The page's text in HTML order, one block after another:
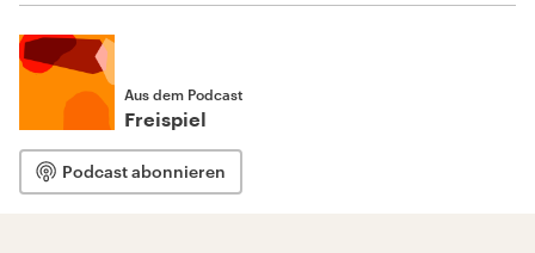
Aus dem Podcast
Freispiel
Podcast abonnieren